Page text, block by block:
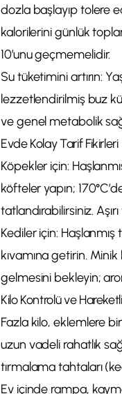
dozla başlayıp tolere
kalorilerini günlük
10’unu geçmemelidir.
Su tüketimini artırın:
lezzetlendirilmiş buz
ve genel metabolik
Evde Kolay Tarif Fikirleri
Köpekler için:
köfteler yapın;
tatlandırabilirsiniz.
Kediler için:
kıvamına getirin.
gelmesini bekleyin;
Kilo Kontrolü ve
Fazla kilo, eklemlere
uzun vadeli rahatlık
tırmalama tahtaları
Ev içinde rampa,